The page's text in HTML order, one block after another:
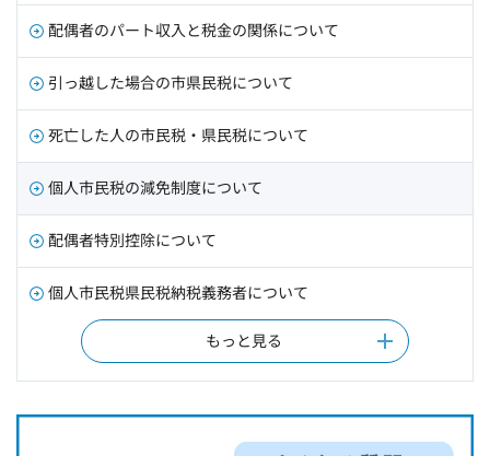
配偶者のパート収入と税金の関係について
引っ越した場合の市県民税について
死亡した人の市民税・県民税について
個人市民税の減免制度について
配偶者特別控除について
個人市民税県民税納税義務者について
もっと見る